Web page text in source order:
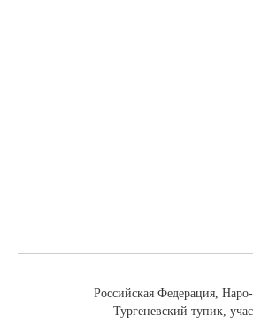
Российская Федерация,
Тургеневский тупик,